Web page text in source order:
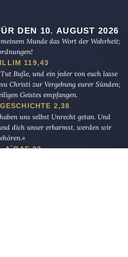
DEN 10. AUGUST 2026
Munde das Wort der Wahrheit;
119,43
Buße, und ein jeder von euch lasse
Christi zur Vergebung eurer Sünden;
Geistes empfangen.
2,38
uns selbst Unrecht getan. Und
dich unser erbarmst, werden wir
A`RAF 23